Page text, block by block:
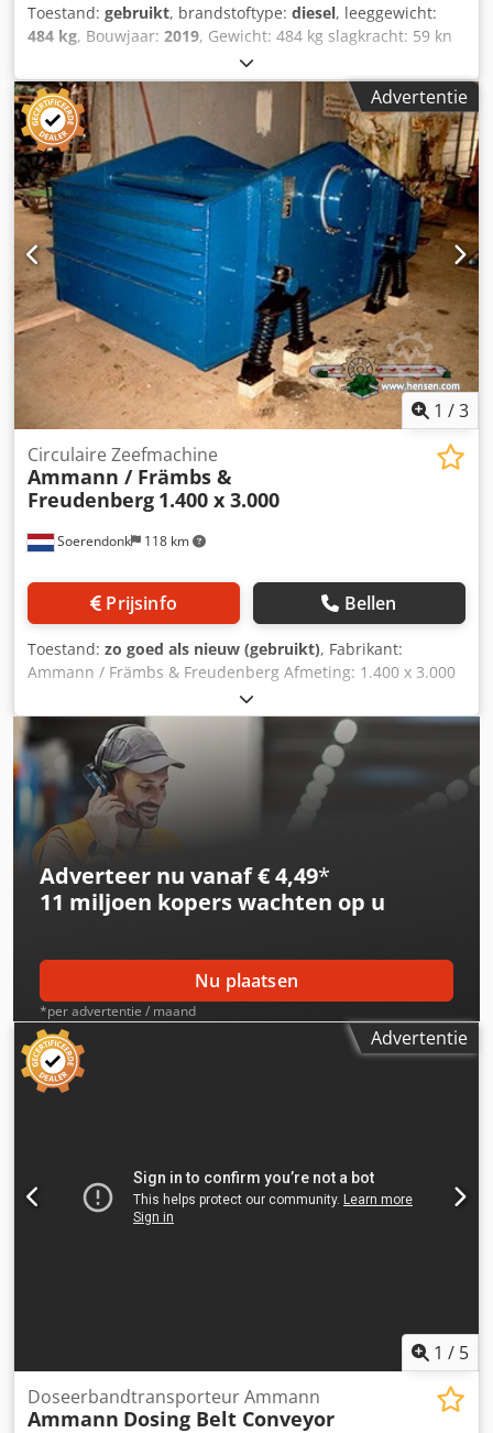
Toestand: gebruikt, brandstoftype: diesel, leeggewicht:
484 kg, Bouwjaar: 2019, Gewicht: 484 kg slagkracht: 59 kn
Diesel, 1 cylinder Hatz (1b40)\ Vooruit/ teruguit. Crjdpfx
Aboxw H Hcjuef Elektrisch gestart. Breedte plaat: 60 cm
Prijs per stuk: € 3.400,- ex BTW Meerdere op voorraad!
Advertentie
1 /3
Soerendonk 118 km
Circulaire Zeefmachine
Ammann / Främbs &
Freudenberg 1.400 x 3.000
Prijsinfo Bellen
Toestand: zo goed als nieuw (gebruikt), Fabrikant:
Ammann / Främbs & Freudenberg Afmeting: 1.400 x 3.000
Inclusief: – Aandrijving – Aandrijfas – Veerelementen
Cedpfeg Snutex Abujrf Zeefmachine is gereviseerd,
gezandstraald en gespoten.
Adverteer nu vanaf € 4,49*
11 miljoen koperswachten op u
Nu plaatsen
*per advertentie / maand
Advertentie
1 / 5
Doseerbandtransporteur Ammann
Ammann Dosing Belt Conveyor